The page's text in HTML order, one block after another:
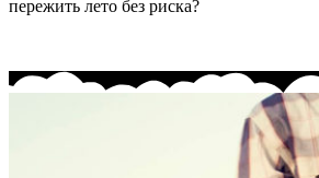
пережить лето без риска?